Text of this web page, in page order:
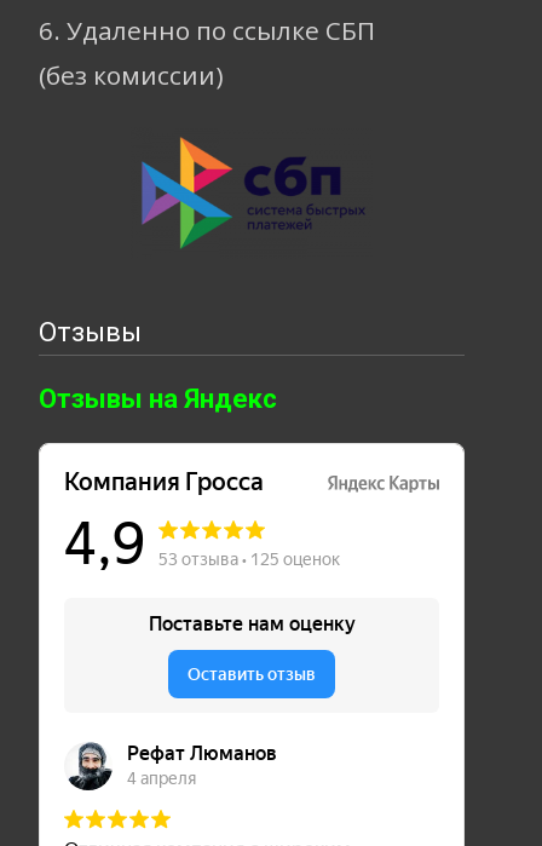
6. Удаленно по ссылке СБП
(без комиссии)
Отзывы
Отзывы на Яндекс